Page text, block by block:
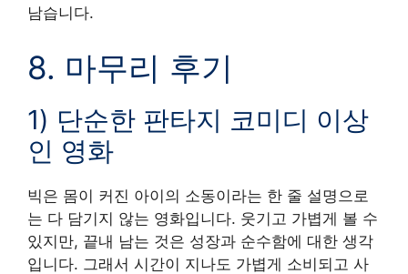
남습니다.
8. 마무리 후기
1) 단순한 판타지 코미디 이상
인 영화
빅은 몸이 커진 아이의 소동이라는 한 줄 설명으로
는 다 담기지 않는 영화입니다. 웃기고 가볍게 볼 수
있지만, 끝내 남는 것은 성장과 순수함에 대한 생각
입니다. 그래서 시간이 지나도 가볍게 소비되고 사